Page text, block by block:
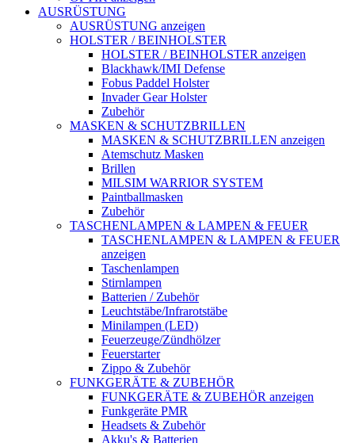
AUSRÜSTUNG
AUSRÜSTUNG anzeigen
HOLSTER / BEINHOLSTER
HOLSTER / BEINHOLSTER anzeigen
Blackhawk/IMI Defense
Fobus Paddel Holster
Invader Gear Holster
Zubehör
MASKEN & SCHUTZBRILLEN
MASKEN & SCHUTZBRILLEN anzeigen
Atemschutz Masken
Brillen
MILSIM WARRIOR SYSTEM
Paintballmasken
Zubehör
TASCHENLAMPEN & LAMPEN & FEUER
TASCHENLAMPEN & LAMPEN & FEUER
anzeigen
Taschenlampen
Stirnlampen
Batterien / Zubehör
Leuchtstäbe/Infrarotstäbe
Minilampen (LED)
Feuerzeuge/Zündhölzer
Feuerstarter
Zippo & Zubehör
FUNKGERÄTE & ZUBEHÖR
FUNKGERÄTE & ZUBEHÖR anzeigen
Funkgeräte PMR
Headsets & Zubehör
Akku's & Batterien